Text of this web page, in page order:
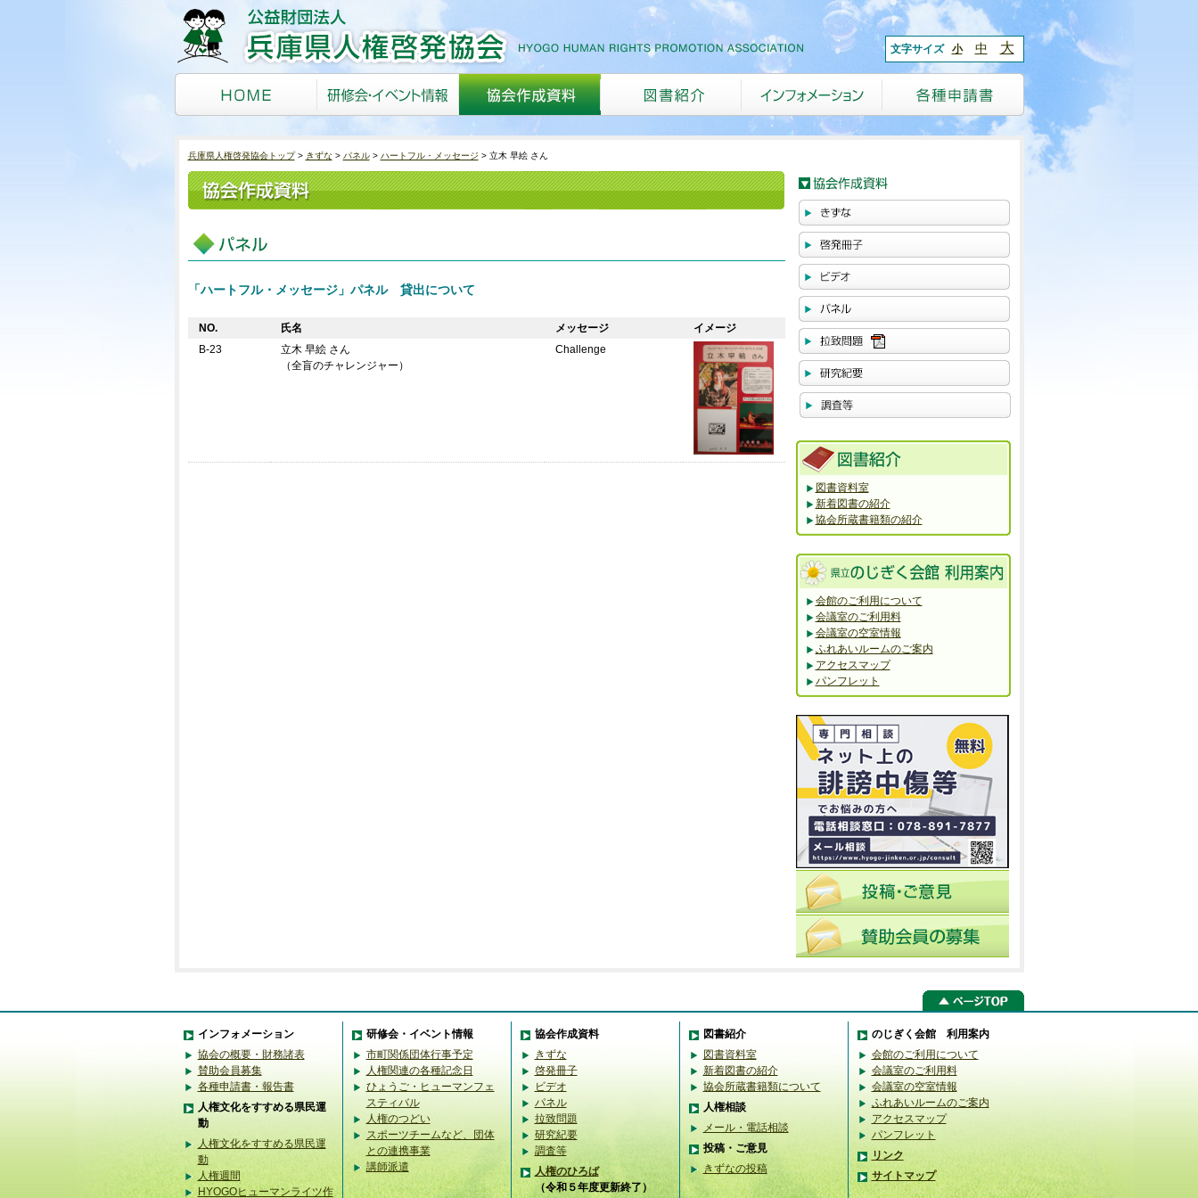
文字サイズ 小 中 大
兵庫県人権啓発協会トップ きずな パネル ハートフル・メッセージ 立木 早絵 さん
「ハートフル・メッセージ」パネル 貸出について
NO. 氏名 メッセージ
イメージ
B-23
立木 早絵 さん
（全盲のチャレンジャー）
Challenge
図書資料室
新着図書の紹介
協会所蔵書籍類の紹介
会館のご利用について
会議室のご利用料
会議室の空室情報
ふれあいルームのご案内
アクセスマップ
パンフレット
インフォメーション
協会の概要・財務諸表
賛助会員募集
各種申請書・報告書
人権文化をすすめる県民運
動
人権文化をすすめる県民運
動
人権週間
HYOGOヒューマンライツ作
研修会・イベント情報
市町関係団体行事予定
人権関連の各種記念日
ひょうご・ヒューマンフェ
スティバル
人権のつどい
スポーツチームなど、団体
との連携事業
講師派遣
協会作成資料
きずな
啓発冊子
ビデオ
パネル
拉致問題
研究紀要
調査等
人権のひろば
（令和５年度更新終了）
図書紹介
図書資料室
新着図書の紹介
協会所蔵書籍類について
人権相談
メール・電話相談
投稿・ご意見
きずなの投稿
のじぎく会館 利用案内
会館のご利用について
会議室のご利用料
会議室の空室情報
ふれあいルームのご案内
アクセスマップ
パンフレット
リンク
サイトマップ